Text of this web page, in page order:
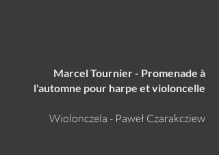
Marcel Tournier - Promenade à
l'automne pour harpe et violoncelle
Wiolonczela - Paweł Czarakcziew